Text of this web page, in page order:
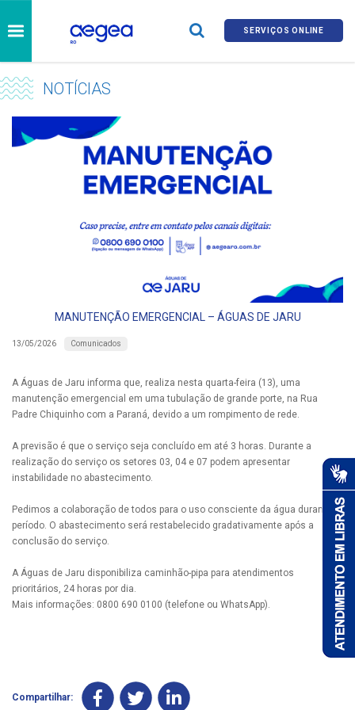
SERVIÇOS ONLINE
NOTÍCIAS
MANUTENÇÃO EMERGENCIAL – ÁGUAS DE JARU
13/05/2026 Comunicados
A Águas de Jaru informa que, realiza nesta quarta-feira (13), uma
manutenção emergencial em uma tubulação de grande porte, na Rua
Padre Chiquinho com a Paraná, devido a um rompimento de rede.
A previsão é que o serviço seja concluído em até 3 horas. Durante a
realização do serviço os setores 03, 04 e 07 podem apresentar
instabilidade no abastecimento.
Pedimos a colaboração de todos para o uso consciente da água durante o
período. O abastecimento será restabelecido gradativamente após a
conclusão do serviço.
A Águas de Jaru disponibiliza caminhão-pipa para atendimentos
prioritários, 24 horas por dia.
Mais informações: 0800 690 0100 (telefone ou WhatsApp).
Compartilhar: